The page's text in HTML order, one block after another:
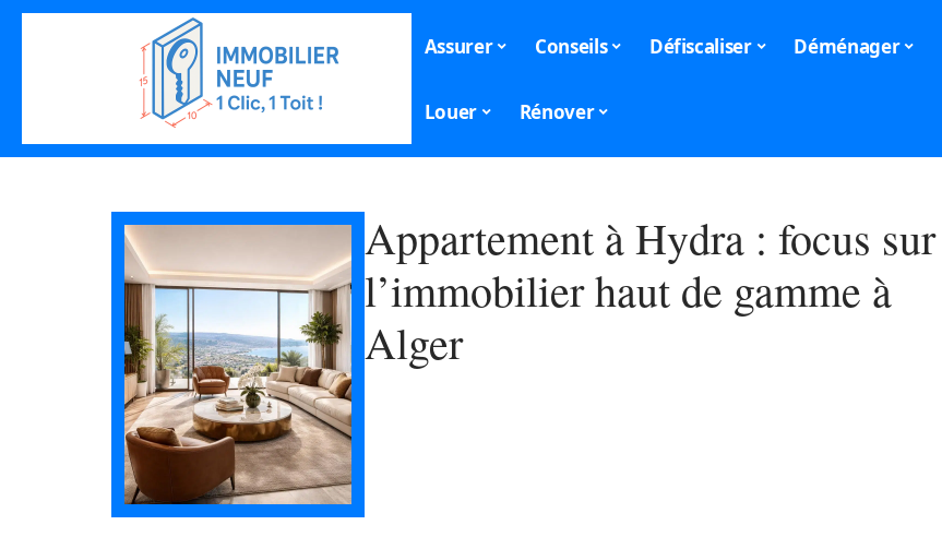
Assurer Conseils Défiscaliser Déménager
Louer Rénover
Appartement à Hydra : focus sur
l’immobilier haut de gamme à
Alger